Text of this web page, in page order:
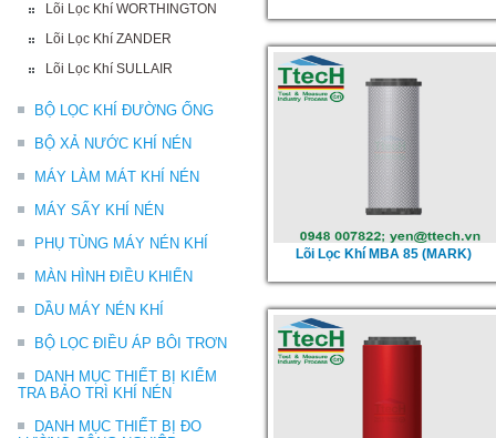
Lõi Lọc Khí WORTHINGTON
Lõi Lọc Khí ZANDER
Lõi Lọc Khí SULLAIR
BỘ LỌC KHÍ ĐƯỜNG ỐNG
BỘ XẢ NƯỚC KHÍ NÉN
MÁY LÀM MÁT KHÍ NÉN
MÁY SẤY KHÍ NÉN
PHỤ TÙNG MÁY NÉN KHÍ
MÀN HÌNH ĐIỀU KHIỂN
DẦU MÁY NÉN KHÍ
BỘ LỌC ĐIỀU ÁP BÔI TRƠN
DANH MỤC THIẾT BỊ KIỂM
TRA BẢO TRÌ KHÍ NÉN
DANH MỤC THIẾT BỊ ĐO
Lõi Lọc Khí MBA 85 (MARK)